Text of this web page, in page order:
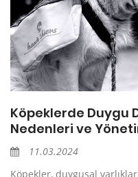
Köpeklerde Duygu
Nedenleri ve
11.03.2024
Köpekler, duygusal